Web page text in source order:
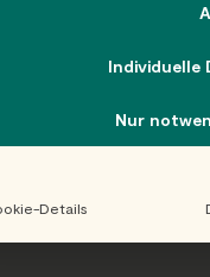
Individuelle
Nur
Details